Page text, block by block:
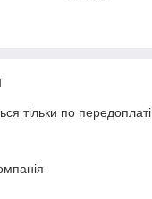
тільки по передоплаті.